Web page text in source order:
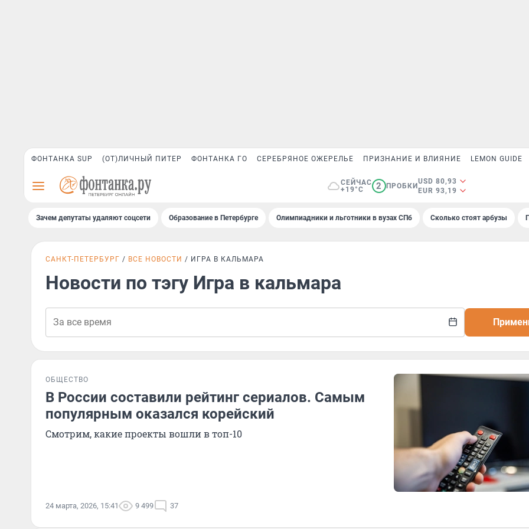
ФОНТАНКА SUP (ОТ)ЛИЧНЫЙ ПИТЕР ФОНТАНКА ГО СЕРЕБРЯНОЕ ОЖЕРЕЛЬЕ ПРИЗНАНИЕ И ВЛИЯНИЕ LEMON GUIDE
СЕЙЧАС
+19°C
2 ПРОБКИ
USD 80,93
EUR 93,19
Зачем депутаты удаляют соцсети Образование в Петербурге Олимпиадники и льготники в вузах СПб Сколько стоят арбузы
САНКТ-ПЕТЕРБУРГ ВСЕ НОВОСТИ ИГРА В КАЛЬМАРА
Новости по тэгу Игра в кальмара
ОБЩЕСТВО
В России составили рейтинг сериалов. Самым
популярным оказался корейский
Смотрим, какие проекты вошли в топ-10
24 марта, 2026, 15:41 9 499 37